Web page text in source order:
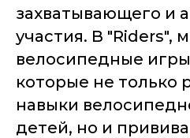
захватывающего и
участия. В "Riders",
велосипедные
которые не только
навыки
детей, но и